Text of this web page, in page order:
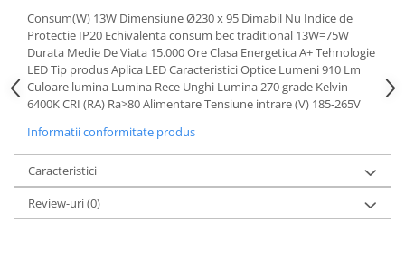
Consum(W) 13W Dimensiune Ø230 x 95 Dimabil Nu Indice de
Protectie IP20 Echivalenta consum bec traditional 13W=75W
Durata Medie De Viata 15.000 Ore Clasa Energetica A+ Tehnologie
LED Tip produs Aplica LED Caracteristici Optice Lumeni 910 Lm
Culoare lumina Lumina Rece Unghi Lumina 270 grade Kelvin
6400K CRI (RA) Ra>80 Alimentare Tensiune intrare (V) 185-265V
Informatii conformitate produs
Caracteristici
Review-uri(0)